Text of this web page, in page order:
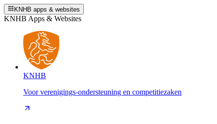
KNHB apps & websites
KNHB Apps & Websites
KNHB
Voor verenigings-ondersteuning en competitiezaken